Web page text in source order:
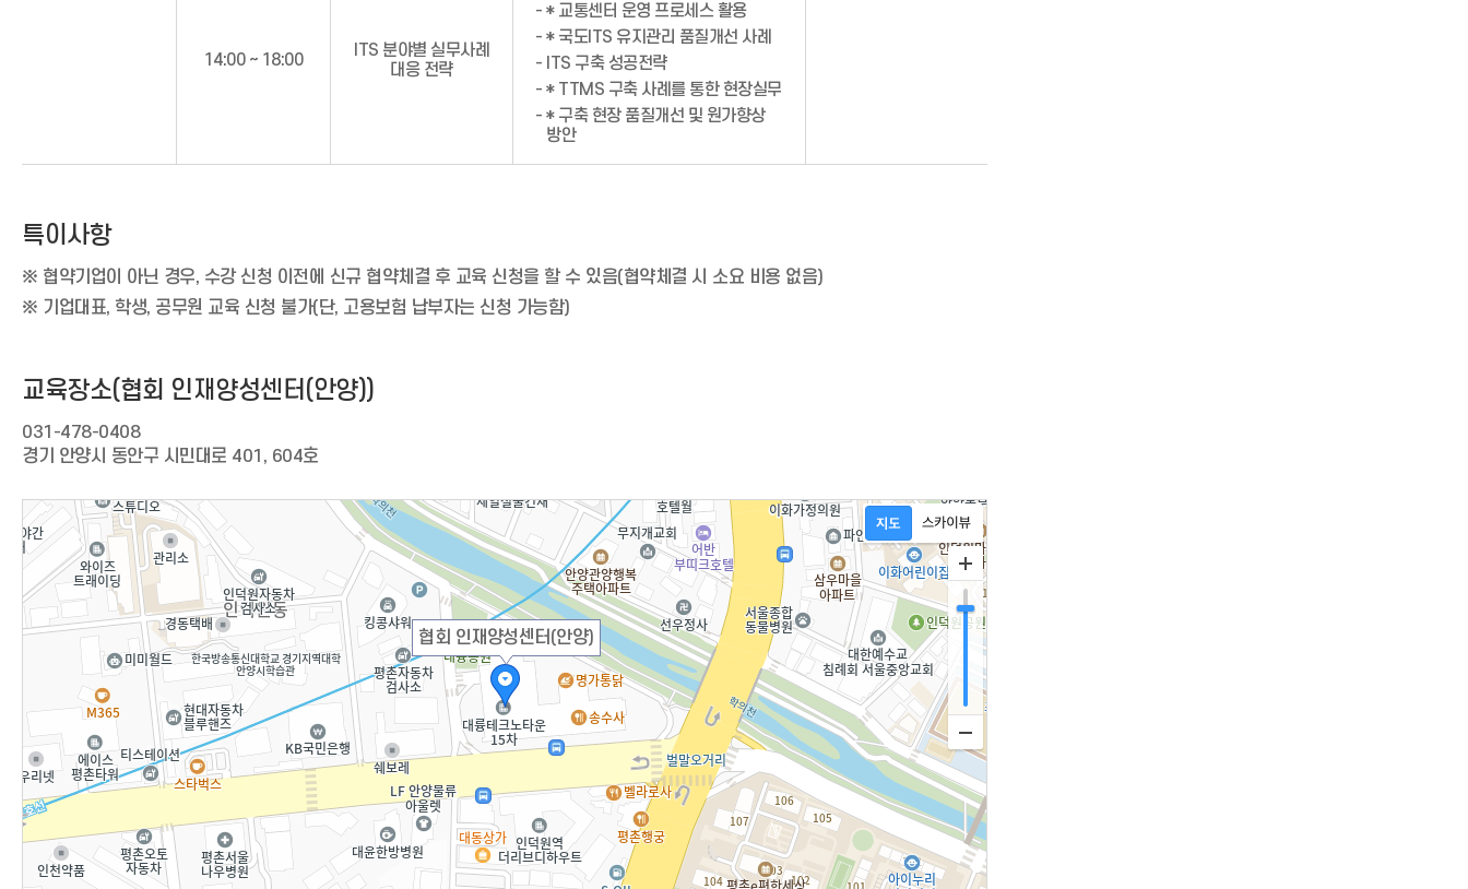
14:00 ~ 18:00
ITS 분야별 실무사례
대응 전략
- * 교통센터 운영 프로세스 활용
- * 국도ITS 유지관리 품질개선 사례
- ITS 구축 성공전략
- * TTMS 구축 사례를 통한 현장실무
- * 구축 현장 품질개선 및 원가향상
방안
특이사항
※ 협약기업이 아닌 경우, 수강 신청 이전에 신규 협약체결 후 교육 신청을 할 수 있음(협약체결 시 소요 비용 없음)
※ 기업대표, 학생, 공무원 교육 신청 불가(단, 고용보험 납부자는 신청 가능함)
교육장소(협회 인재양성센터(안양))
031-478-0408
경기 안양시 동안구 시민대로 401, 604호
협회 인재양성센터(안양)